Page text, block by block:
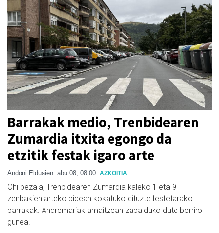
Barrakak medio, Trenbidearen
Zumardia itxita egongo da
etzitik festak igaro arte
Andoni Elduaien abu 08, 08:00 AZKOITIA
Ohi bezala, Trenbidearen Zumardia kaleko 1 eta 9
zenbakien arteko bidean kokatuko dituzte festetarako
barrakak. Andremariak amaitzean zabalduko dute berriro
gunea.